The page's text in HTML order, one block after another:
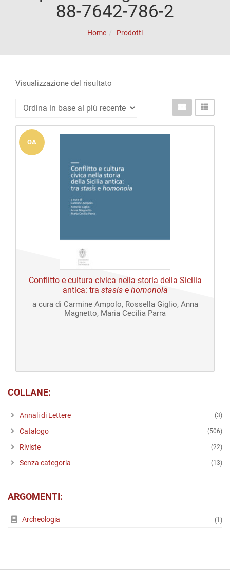
titolo
Annali
di
ACCOUNT
88-7642-786-2
Home Prodotti
Visualizzazione del risultato
Conflitto e cultura civica nella storia della Sicilia
antica: tra stasise homonoia
a cura di Carmine Ampolo, Rossella Giglio, Anna
Magnetto, Maria Cecilia Parra
COLLANE:
Annali di Lettere (3)
Catalogo (506)
Riviste (22)
Senza categoria (13)
ARGOMENTI:
Archeologia (1)